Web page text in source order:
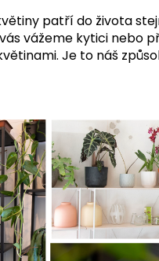
patří do života
vážeme kytici nebo
Je to náš